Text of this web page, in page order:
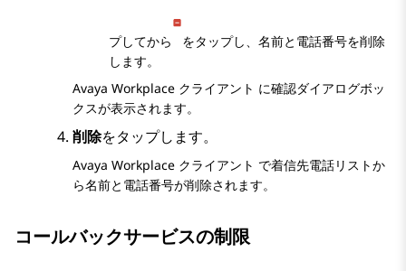
プしてから
をタップし、名前と電話番号を削除
します。
Avaya Workplace クライアント に確認ダイアログボッ
クスが表示されます。
削除をタップします。
Avaya Workplace クライアント で着信先電話リストか
ら名前と電話番号が削除されます。
コールバックサービスの制限